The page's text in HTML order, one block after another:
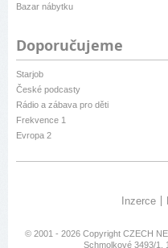
Bazar nábytku
Doporučujeme
Starjob
České podcasty
Rádio a zábava pro děti
Frekvence 1
Evropa 2
Inzerce
© 2001 - 2026 Copyright CZECH
Schmolkové 3493/1,